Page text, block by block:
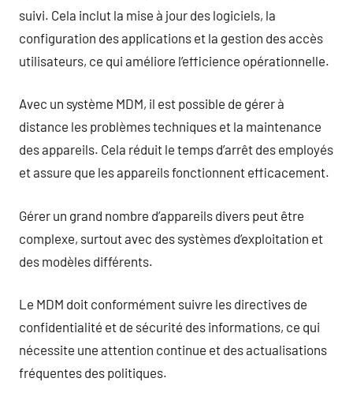
suivi. Cela inclut la mise à jour des logiciels, la
configuration des applications et la gestion des accès
utilisateurs, ce qui améliore l’efficience opérationnelle.
Avec un système MDM, il est possible de gérer à
distance les problèmes techniques et la maintenance
des appareils. Cela réduit le temps d’arrêt des employés
et assure que les appareils fonctionnent efficacement.
Gérer un grand nombre d’appareils divers peut être
complexe, surtout avec des systèmes d’exploitation et
des modèles différents.
Le MDM doit conformément suivre les directives de
confidentialité et de sécurité des informations, ce qui
nécessite une attention continue et des actualisations
fréquentes des politiques.